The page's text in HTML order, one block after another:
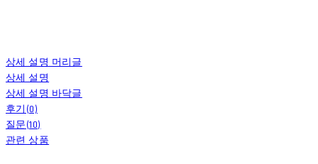
상세 설명 머리글
상세 설명
상세 설명 바닥글
후기(0)
질문(10)
관련 상품